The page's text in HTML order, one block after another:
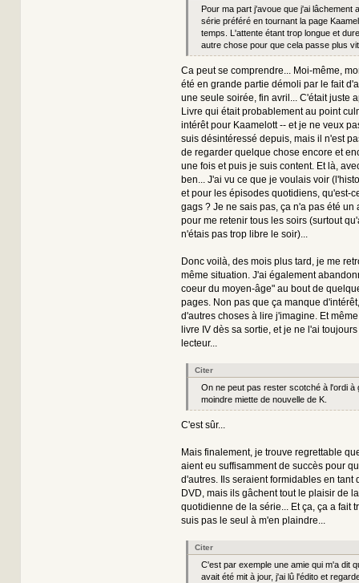
Pour ma part j'avoue que j'ai lâchement
série préféré en tournant la page
temps. L'attente étant trop longue et
autre chose pour que cela passe plus
Ca peut se comprendre... Moi-même,
été en grande partie démoli par le fait
une seule soirée, fin avril... C'était juste
Livre qui était probablement au point
intérêt pour Kaamelott -- et je ne veux
suis désintéressé depuis, mais il n'est
de regarder quelque chose encore et
une fois et puis je suis content. Et là,
ben... J'ai vu ce que je voulais voir
et pour les épisodes quotidiens, qu'est-
gags ? Je ne sais pas, ça n'a pas été un
pour me retenir tous les soirs (surtout
n'étais pas trop libre le soir)...
Donc voilà, des mois plus tard, je me
même situation. J'ai également
coeur du moyen-âge" au bout de
pages. Non pas que ça manque
d'autres choses à lire j'imagine. Et
livre IV dès sa sortie, et je ne l'ai
lecteur...
Citer
On ne peut pas rester scotché à l'ordi à
moindre miette de nouvelle de K.
C'est sûr...
Mais finalement, je trouve regrettable
aient eu suffisamment de succès pour
d'autres. Ils seraient formidables en tant
DVD, mais ils gâchent tout le plaisir de
quotidienne de la série... Et ça, ça a fait
suis pas le seul à m'en plaindre...
Citer
C'est par exemple une amie qui m'a dit
avait été mit à jour, j'ai lû l'édito et